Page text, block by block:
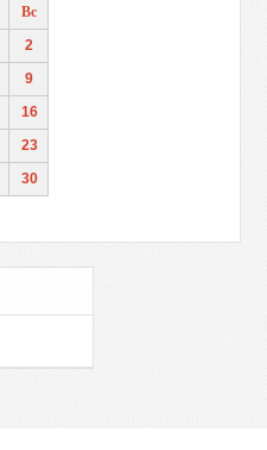
Вс
2
9
16
23
30